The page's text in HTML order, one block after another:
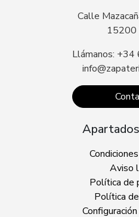
Calle
15200
Llámanos:
Aviso
Política de
Política